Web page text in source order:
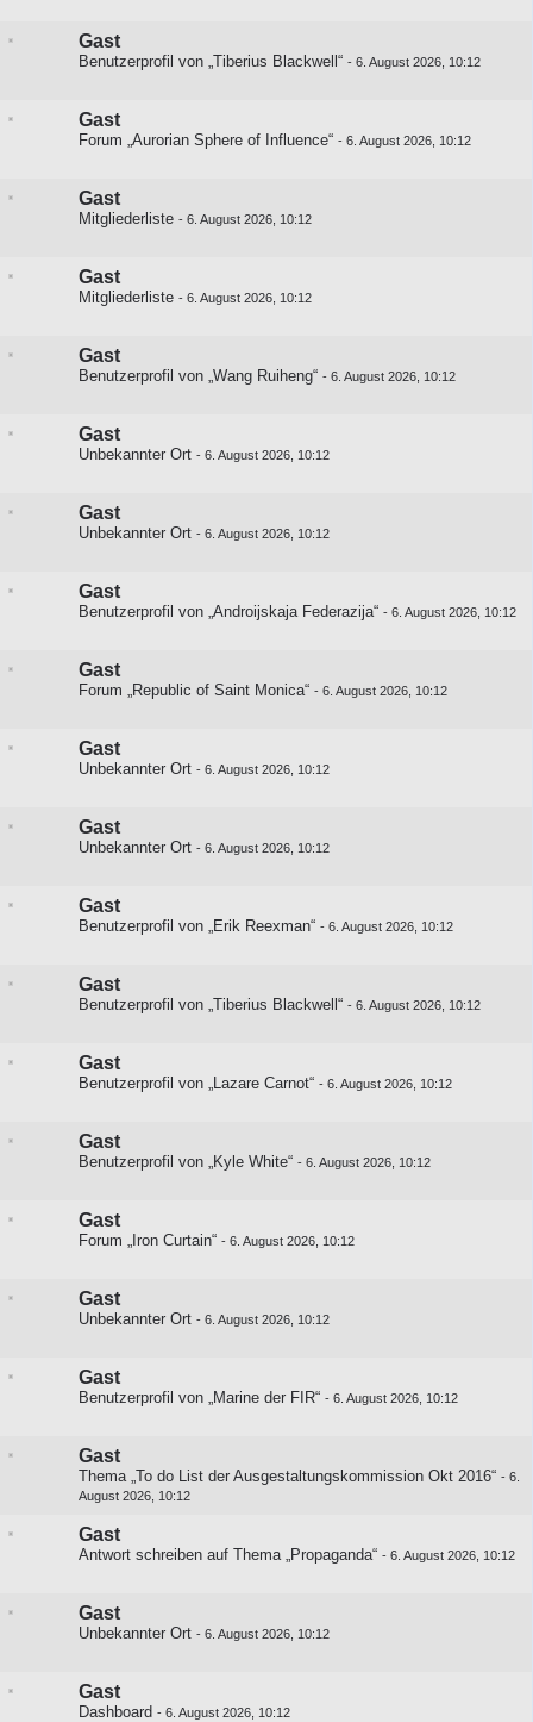
Gast
Benutzerprofil von „Tiberius Blackwell“ - 6. August 2026, 10:12
Gast
Forum „Aurorian Sphere of Influence“ - 6. August 2026, 10:12
Gast
Mitgliederliste - 6. August 2026, 10:12
Gast
Mitgliederliste - 6. August 2026, 10:12
Gast
Benutzerprofil von „Wang Ruiheng“ - 6. August 2026, 10:12
Gast
Unbekannter Ort - 6. August 2026, 10:12
Gast
Unbekannter Ort - 6. August 2026, 10:12
Gast
Benutzerprofil von „Androijskaja Federazija“ - 6. August 2026, 10:12
Gast
Forum „Republic of Saint Monica“ - 6. August 2026, 10:12
Gast
Unbekannter Ort - 6. August 2026, 10:12
Gast
Unbekannter Ort - 6. August 2026, 10:12
Gast
Benutzerprofil von „Erik Reexman“ - 6. August 2026, 10:12
Gast
Benutzerprofil von „Tiberius Blackwell“ - 6. August 2026, 10:12
Gast
Benutzerprofil von „Lazare Carnot“ - 6. August 2026, 10:12
Gast
Benutzerprofil von „Kyle White“ - 6. August 2026, 10:12
Gast
Forum „Iron Curtain“ - 6. August 2026, 10:12
Gast
Unbekannter Ort - 6. August 2026, 10:12
Gast
Benutzerprofil von „Marine der FIR“ - 6. August 2026, 10:12
Gast
Thema „To do List der Ausgestaltungskommission Okt 2016“ - 6.
August 2026, 10:12
Gast
Antwort schreiben auf Thema „Propaganda“ - 6. August 2026, 10:12
Gast
Unbekannter Ort - 6. August 2026, 10:12
Gast
Dashboard - 6. August 2026, 10:12